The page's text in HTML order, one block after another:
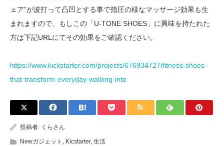
ェア”が波打って凸凹とする事で指圧の様なマッサージ効果も生
まれますので、もしこの「U-TONE SHOES」に興味を持たれた
方は下記URLにてその効果をご確認ください。
https://www.kickstarter.com/projects/676934727/fitness-shoes-
that-transform-everyday-walking-into
投稿者: くらさん
Newガジェット , Kicstarter, 生活